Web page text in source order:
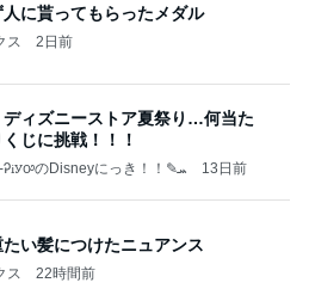
に貰ってもらったメダル
ス 2日前
ディズニーストア夏祭り…何当た
じに挑戦！！！
高校生Dヲタ Ꭰ-ᎮꭵꭹꭴのDisneyにっき！！✎ܚ 13日前
い髪につけたニュアンス
ス 22時間前